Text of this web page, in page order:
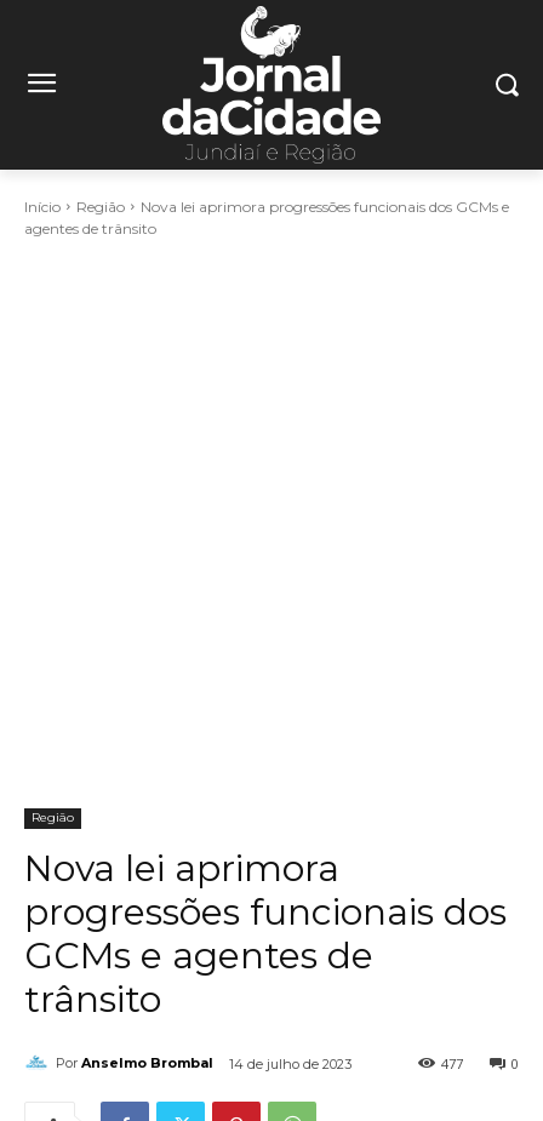
Início Região
Nova lei aprimora progressões funcionais dos GCMs e
agentes de trânsito
Região
Nova lei aprimora
progressões funcionais dos
GCMs e agentes de
trânsito
Por Anselmo Brombal 14 de julho de 2023 0
477